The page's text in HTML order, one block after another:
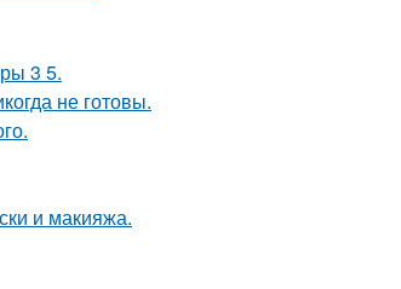
3 5.
не готовы.
и макияжа.